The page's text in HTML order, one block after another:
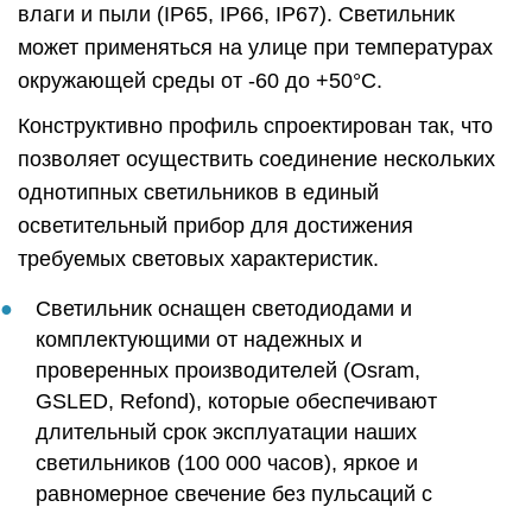
влаги и пыли (IP65, IP66, IP67). Светильник
может применяться на улице при температурах
окружающей среды от -60 до +50°C.
Конструктивно профиль спроектирован так, что
позволяет осуществить соединение нескольких
однотипных светильников в единый
осветительный прибор для достижения
требуемых световых характеристик.
Светильник оснащен светодиодами и
комплектующими от надежных и
проверенных производителей (Osram,
GSLED, Refond), которые обеспечивают
длительный срок эксплуатации наших
светильников (100 000 часов), яркое и
равномерное свечение без пульсаций с